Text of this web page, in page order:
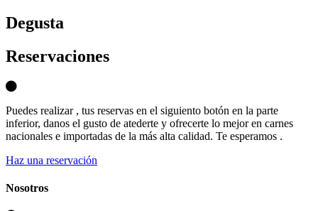
Degusta
Reservaciones
Puedes realizar , tus reservas en el siguiento botón en la parte
inferior, danos el gusto de atederte y ofrecerte lo mejor en carnes
nacionales e importadas de la más alta calidad. Te esperamos .
Haz una reservación
Nosotros